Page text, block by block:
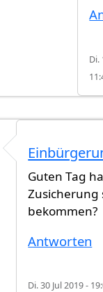
Di.
Kann ich wissen,
Guten Tag
Zusicherung
bekommen?
Antworten
Di. 30 Jul 2019 -